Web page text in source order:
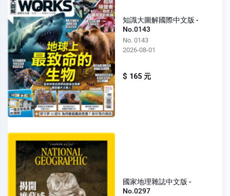
知識大圖解國際中文版 -
No.0143
No. 0143
2026-08-01
$ 165 元
國家地理雜誌中文版 -
No.0297